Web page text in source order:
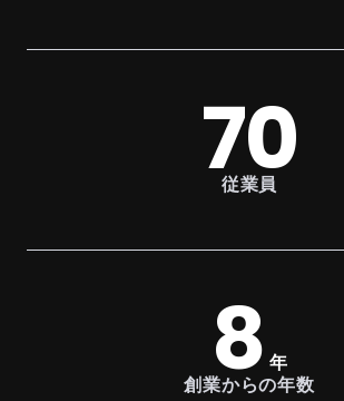
70
従業員
8 年
創業からの年数